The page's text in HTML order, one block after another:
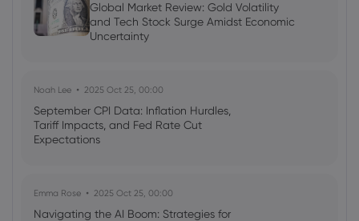
Indices Shares
Global Market Review: Gold Volatility
and Tech Stock Surge Amidst Economic
Uncertainty
Noah Lee 2025 Oct 25, 00:00
September CPI Data: Inflation Hurdles,
Tariff Impacts, and Fed Rate Cut
Expectations
Emma Rose 2025 Oct 25, 00:00
Navigating the AI Boom: Strategies for